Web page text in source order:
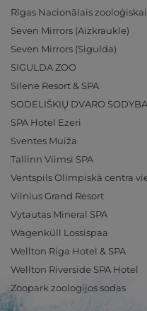
Rīgas Nacionālais
Seven Mirrors (Aizkraukle)
Seven Mirrors (Sigulda)
SIGULDA ZOO
Silene Resort & SPA
SODELIŠKIŲ DVARO SODYBA
SPA Hotel Ezeri
Sventes Muiža
Tallinn Viimsi SPA
Ventspils Olimpiskā centra
Vilnius Grand Resort
Vytautas Mineral SPA
Wagenküll Lossispaa
Wellton Riga Hotel & SPA
Wellton Riverside SPA Hotel
Zoopark zoologijos sodas